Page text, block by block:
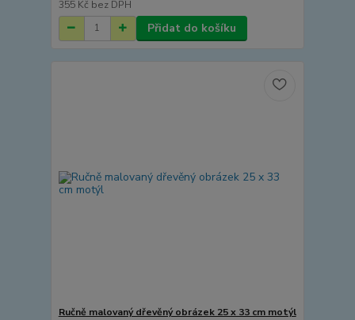
355 Kč bez DPH
Přidat do košíku
Ručně malovaný dřevěný obrázek 25 x 33 cm motýl